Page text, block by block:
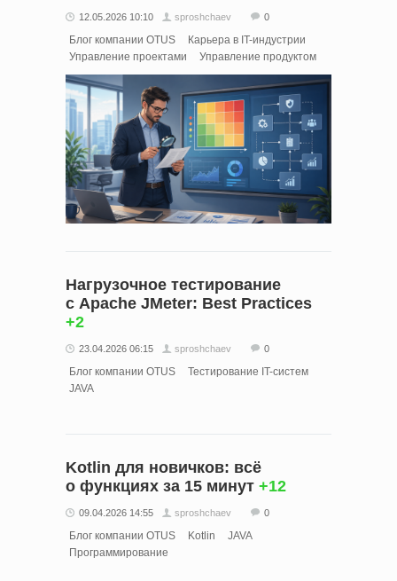
12.05.2026 10:10 sproshchaev 0
Блог компании OTUS
Карьера в IT-индустрии
Управление проектами
Управление продуктом
Нагрузочное тестирование
с Apache JMeter: Best Practices
+2
23.04.2026 06:15 sproshchaev 0
Блог компании OTUS
Тестирование IT-систем
JAVA
Kotlin для новичков: всё
о функциях за 15 минут +12
09.04.2026 14:55 sproshchaev 0
Блог компании OTUS Kotlin
JAVA
Программирование